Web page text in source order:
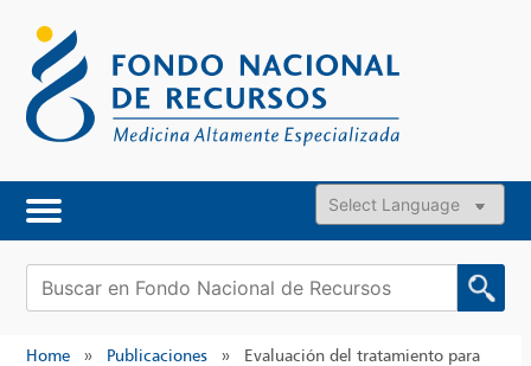
content
Powered by
Buscar:
Home » Publicaciones »
Evaluación del tratamiento para